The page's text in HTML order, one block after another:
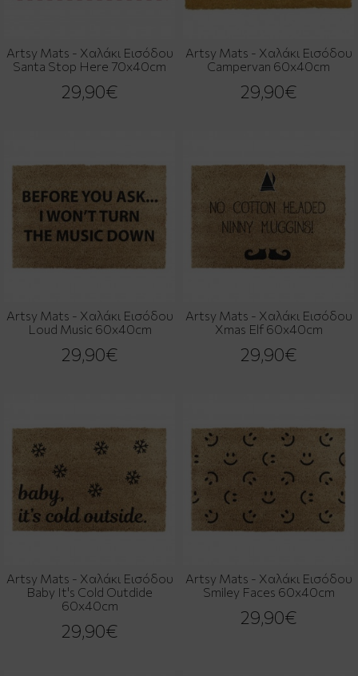
Artsy Mats - Χαλάκι Εισόδου
Santa Stop Here 70x40cm
29,90€
Artsy Mats - Χαλάκι Εισόδου
Campervan 60x40cm
29,90€
Artsy Mats - Χαλάκι Εισόδου
Loud Music 60x40cm
29,90€
Artsy Mats - Χαλάκι Εισόδου
Xmas Elf 60x40cm
29,90€
Artsy Mats - Χαλάκι Εισόδου
Baby It's Cold Outdide
60x40cm
29,90€
Artsy Mats - Χαλάκι Εισόδου
Smiley Faces 60x40cm
29,90€